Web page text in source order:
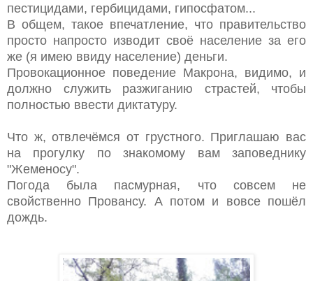
пестицидами, гербицидами, гипосфатом...
В общем, такое впечатление, что правительство
просто напросто изводит своё население за его
же (я имею ввиду население) деньги.
Провокационное поведение Макрона, видимо, и
должно служить разжиганию страстей, чтобы
полностью ввести диктатуру.
Что ж, отвлечёмся от грустного. Приглашаю вас
на прогулку по знакомому вам заповеднику
"Жеменосу".
Погода была пасмурная, что совсем не
свойственно Провансу. А потом и вовсе пошёл
дождь.